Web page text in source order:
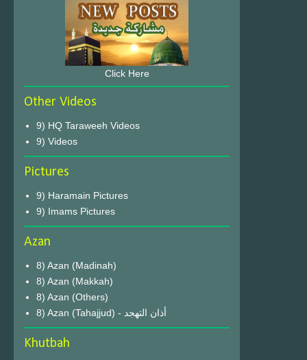
Click Here
Other Videos
9) HQ Taraweeh Videos
9) Videos
Pictures
9) Haramain Pictures
9) Imams Pictures
Azan
8) Azan (Madinah)
8) Azan (Makkah)
8) Azan (Others)
8) Azan (Tahajjud) - أذان التهجد
Khutbah